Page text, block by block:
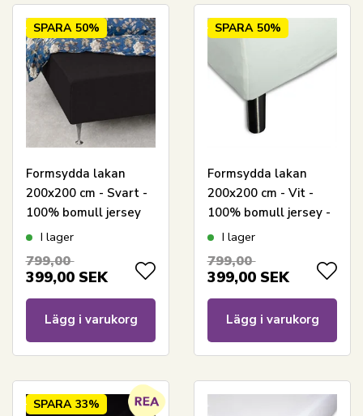
SPARA 50%
Formsydda lakan
200x200 cm - Svart -
100% bomull jersey
lakan - lakan till stor
I lager
799,00
399,00 SEK
Lägg i varukorg
SPARA 50%
Formsydda lakan
200x200 cm - Vit -
100% bomull jersey -
Dra-på-lakan för stor
I lager
799,00
399,00 SEK
Lägg i varukorg
SPARA 33%